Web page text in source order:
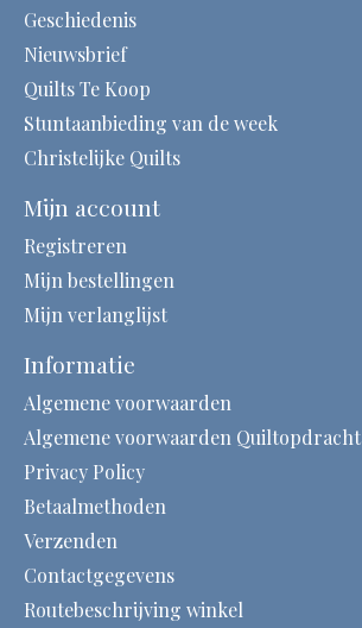
Geschiedenis
Nieuwsbrief
Quilts Te Koop
Stuntaanbieding van de week
Christelijke Quilts
Mijn account
Registreren
Mijn bestellingen
Mijn verlanglijst
Informatie
Algemene voorwaarden
Algemene voorwaarden Quiltopdracht
Privacy Policy
Betaalmethoden
Verzenden
Contactgegevens
Routebeschrijving winkel